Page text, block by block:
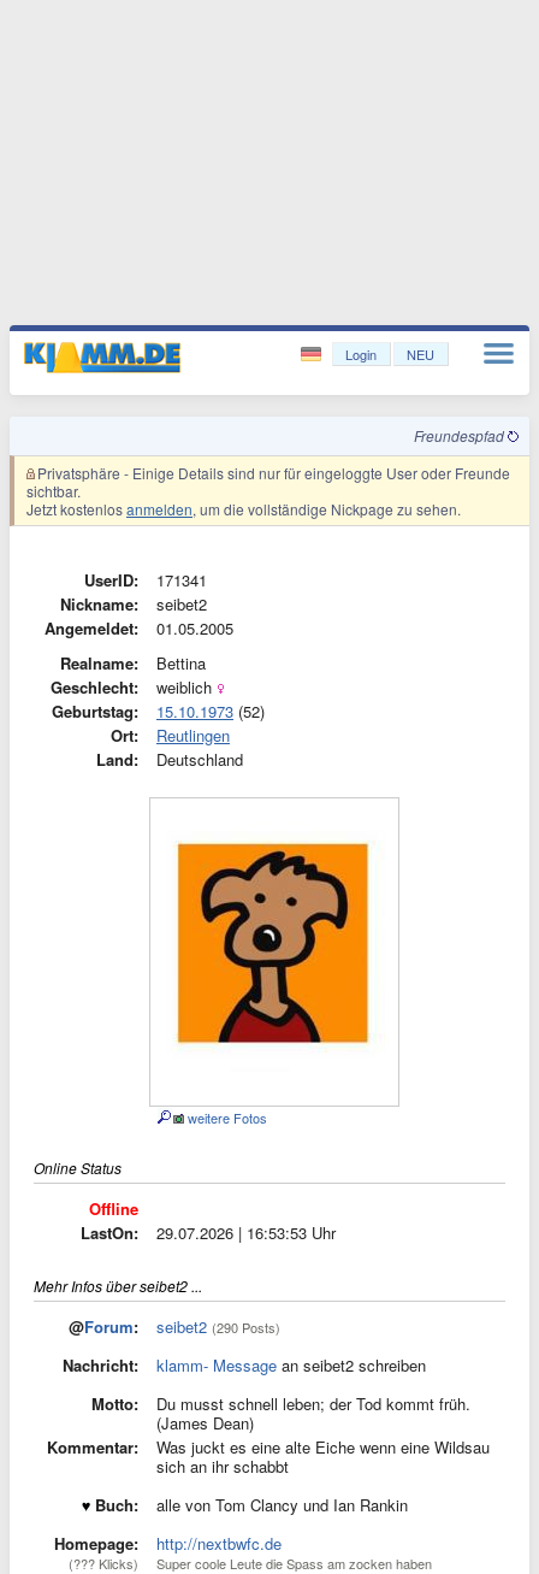
Login NEU
Freundespfad
Privatsphäre - Einige Details sind nur für eingeloggte User oder Freunde
sichtbar.
Jetzt kostenlosanmelden, um die vollständige Nickpage zu sehen.
UserID:
171341
Nickname:
seibet2
Angemeldet:
01.05.2005
Realname:
Bettina
Geschlecht:
weiblich
Geburtstag:
15.10.1973 (52)
Ort:
Reutlingen
Land:
Deutschland
weitere Fotos
Online Status
Offline
LastOn:
29.07.2026 | 16:53:53 Uhr
Mehr Infos über seibet2 ...
@Forum: seibet2 (290 Posts)
Nachricht: klamm- Message an seibet2 schreiben
Motto:
Du musst schnell leben; der Tod kommt früh.
(James Dean)
Kommentar:
Was juckt es eine alte Eiche wenn eine Wildsau
sich an ihr schabbt
Buch:
alle von Tom Clancy und Ian Rankin
Homepage:
(??? Klicks)
http://nextbwfc.de
Super coole Leute die Spass am zocken haben